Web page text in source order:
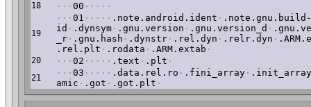
18 · · · 00 · · · · ·
19
· · · 01 · · · · · .note.android.ident · .note.gnu.build-
id · .dynsym · .gnu.version · .gnu.version_d ·
_r · .gnu.hash · .dynstr · .rel.dyn · .relr.dyn ·
.rel.plt · .rodata · .ARM.extab ·
20 · · · 02 · · · · · .text · .plt ·
21 · · · 03 · · · · · .data.rel.ro · .fini_array · .init_array
amic · .got · .got.plt ·